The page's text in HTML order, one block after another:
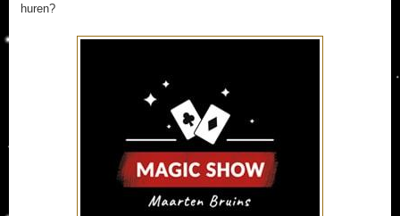
huren?